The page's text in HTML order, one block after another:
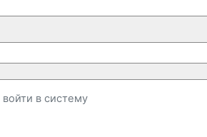
войти в систему